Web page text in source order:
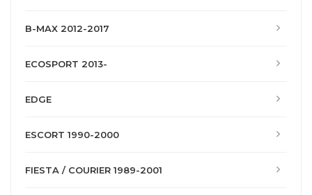
B-MAX 2012-2017
ECOSPORT 2013-
EDGE
ESCORT 1990-2000
FIESTA / COURIER 1989-2001